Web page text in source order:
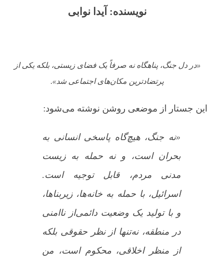
نویسنده: آیدا نوابی
«در دل جنگ، پناهگاه نه صرفاً یک فضای زیستی، بلکه یکی از
پرتضادترین مکان‌های اجتماعی شد».
این جستار از موضعی روشن نوشته می‌شود:
«نه جنگ، هیچ‌گاه پاسخی انسانی به
بحران است، و نه حمله به زیست
مدنی مردم، قابل توجیه است.
اسرائیل، با حمله به خانه‌ها، زیربناها،
و با تولید یک وضعیت دائمی‌از ناامنی
در منطقه، نه‌تنها از نظر حقوقی بلکه
از منظر اخلاقی، محکوم است، من